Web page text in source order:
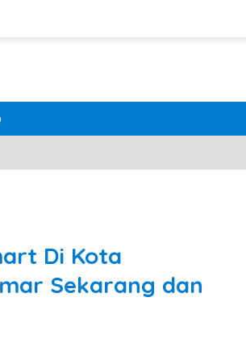
Di Kota
Sekarang dan